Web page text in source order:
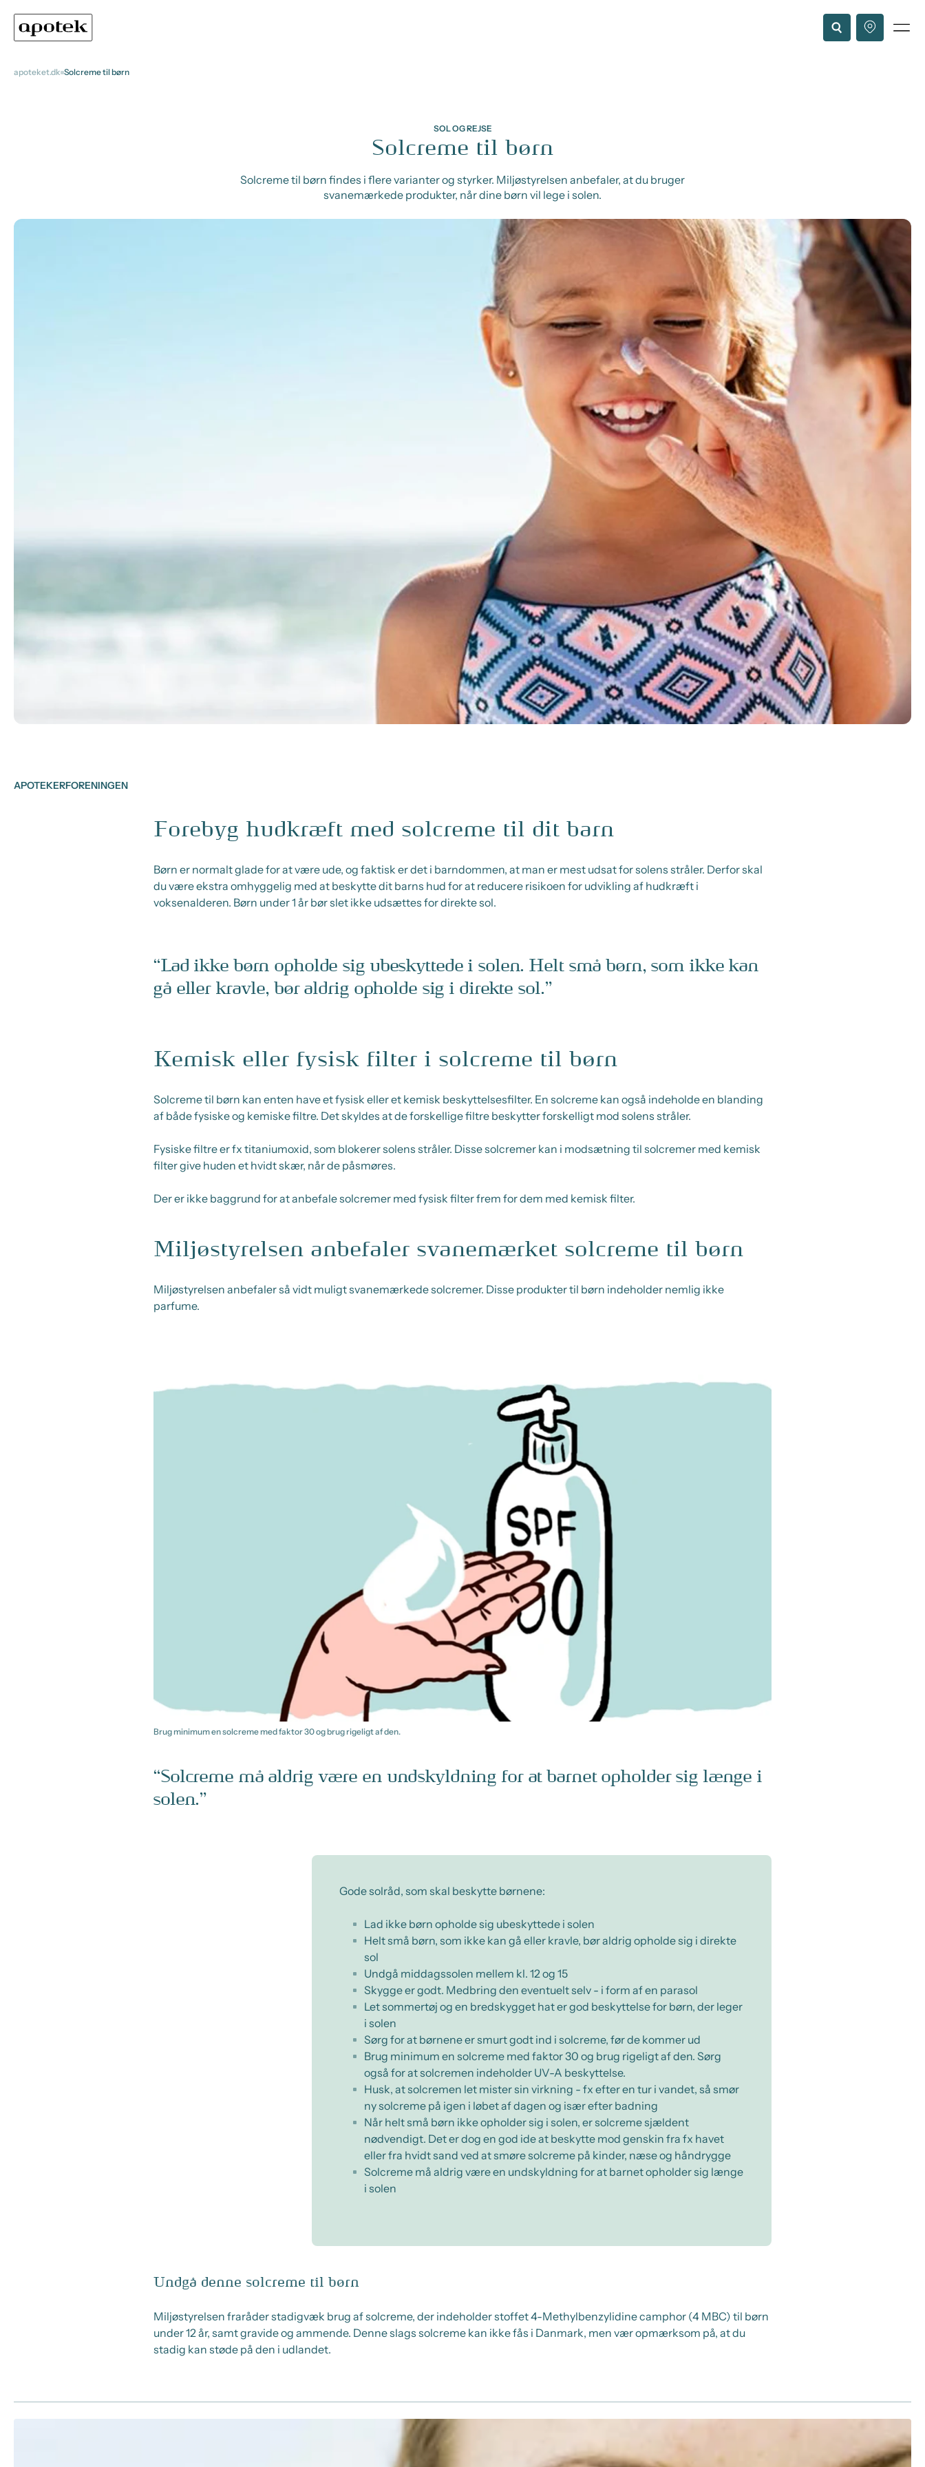
apoteket.dk Solcreme til børn
SOL OG REJSE
Solcreme til børn
Solcreme til børn findes i flere varianter og styrker. Miljøstyrelsen anbefaler, at du bruger
svanemærkede produkter, når dine børn vil lege i solen.
APOTEKERFORENINGEN
Forebyg hudkræft med solcreme til dit barn
Børn er normalt glade for at være ude, og faktisk er det i barndommen, at man er mest udsat for solens stråler. Derfor skal
du være ekstra omhyggelig med at beskytte dit barns hud for at reducere risikoen for udvikling af hudkræft i
voksenalderen. Børn under 1 år bør slet ikke udsættes for direkte sol.
Lad ikke børn opholde sig ubeskyttede i solen. Helt små børn, som ikke kan
gå eller kravle, bør aldrig opholde sig i direkte sol.
Kemisk eller fysisk filter i solcreme til børn
Solcreme til børn kan enten have et fysisk eller et kemisk beskyttelsesfilter. En solcreme kan også indeholde en blanding
af både fysiske og kemiske filtre. Det skyldes at de forskellige filtre beskytter forskelligt mod solens stråler.
Fysiske filtre er fx titaniumoxid, som blokerer solens stråler. Disse solcremer kan i modsætning til solcremer med kemisk
filter give huden et hvidt skær, når de påsmøres.
Der er ikke baggrund for at anbefale solcremer med fysisk filter frem for dem med kemisk filter.
Miljøstyrelsen anbefaler svanemærket solcreme til børn
Miljøstyrelsen anbefaler så vidt muligt svanemærkede solcremer. Disse produkter til børn indeholder nemlig ikke
parfume.
Brug minimum en solcreme med faktor 30 og brug rigeligt af den.
Solcreme må aldrig være en undskyldning for at barnet opholder sig længe i
solen.
Gode solråd, som skal beskytte børnene:
Lad ikke børn opholde sig ubeskyttede i solen
Helt små børn, som ikke kan gå eller kravle, bør aldrig opholde sig i direkte
sol
Undgå middagssolen mellem kl. 12 og 15
Skygge er godt. Medbring den eventuelt selv - i form af en parasol
Let sommertøj og en bredskygget hat er god beskyttelse for børn, der leger
i solen
Sørg for at børnene er smurt godt ind i solcreme, før de kommer ud
Brug minimum en solcreme med faktor 30 og brug rigeligt af den. Sørg
også for at solcremen indeholder UV-A beskyttelse.
Husk, at solcremen let mister sin virkning - fx efter en tur i vandet, så smør
ny solcreme på igen i løbet af dagen og især efter badning
Når helt små børn ikke opholder sig i solen, er solcreme sjældent
nødvendigt. Det er dog en god ide at beskytte mod genskin fra fx havet
eller fra hvidt sand ved at smøre solcreme på kinder, næse og håndrygge
Solcreme må aldrig være en undskyldning for at barnet opholder sig længe
i solen
Undgå denne solcreme til børn
Miljøstyrelsen fraråder stadigvæk brug af solcreme, der indeholder stoffet 4-Methylbenzylidine camphor (4 MBC) til børn
under 12 år, samt gravide og ammende. Denne slags solcreme kan ikke fås i Danmark, men vær opmærksom på, at du
stadig kan støde på den i udlandet.